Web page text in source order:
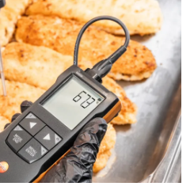
Los analizadores de
desarrollados para apoyarle
con alimentos. Nosotros
y los más mínimos detalles
orientado nuestros
si se trata delhigrómetro,
o elmedidor del aceite
de medición para alimentos
son robustos, resistentes,
tienen los certificados y